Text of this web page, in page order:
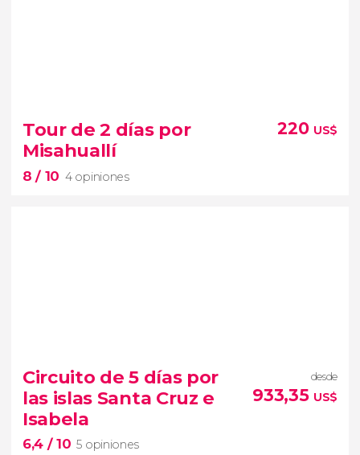
9 opiniones
excursión de 2 días
de los Volcanes, la
Ecuador
Tour de 2 días por
Misahuallí
8/ 10 4 opiniones
220 US$
belleza única de la Amazonia
ecuatoriana
excursión de 2 días a Misahuallí
Circuito de 5 días por
las islas Santa Cruz e
Isabela
6,4 / 10 5 opiniones
desde
933,35 US$